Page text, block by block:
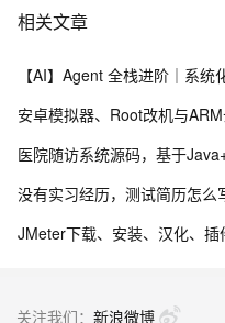
相关文章
【AI】Agent 全栈进阶｜系统
没有实习经历，测试简历怎
关注我们： 新浪微博